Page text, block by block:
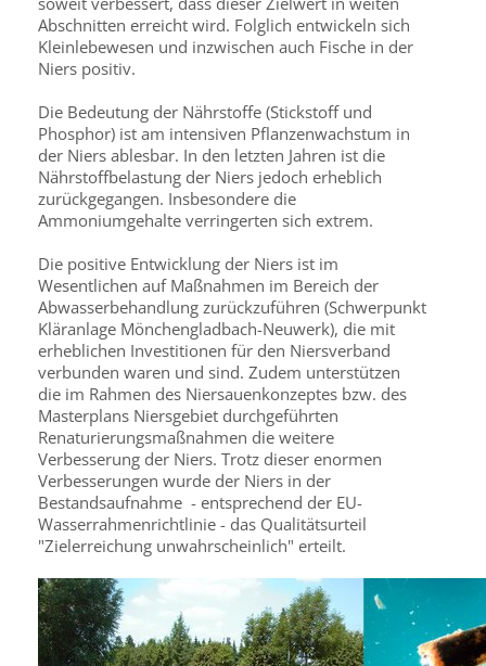
Abschnitten erreicht wird. Folglich entwickeln sich
Kleinlebewesen und inzwischen auch Fische in der
Niers positiv.
Die Bedeutung der Nährstoffe (Stickstoff und
Phosphor) ist am intensiven Pflanzenwachstum in
der Niers ablesbar. In den letzten Jahren ist die
Nährstoffbelastung der Niers jedoch erheblich
zurückgegangen. Insbesondere die
Ammoniumgehalte verringerten sich extrem.
Die positive Entwicklung der Niers ist im
Wesentlichen auf Maßnahmen im Bereich der
Abwasserbehandlung zurückzuführen (Schwerpunkt
Kläranlage Mönchengladbach-Neuwerk), die mit
erheblichen Investitionen für den Niersverband
verbunden waren und sind. Zudem unterstützen
die im Rahmen des Niersauenkonzeptes bzw. des
Masterplans Niersgebiet durchgeführten
Renaturierungsmaßnahmen die weitere
Verbesserung der Niers. Trotz dieser enormen
Verbesserungen wurde der Niers in der
Bestandsaufnahme - entsprechend der EU-
Wasserrahmenrichtlinie - das Qualitätsurteil
"Zielerreichung unwahrscheinlich" erteilt.